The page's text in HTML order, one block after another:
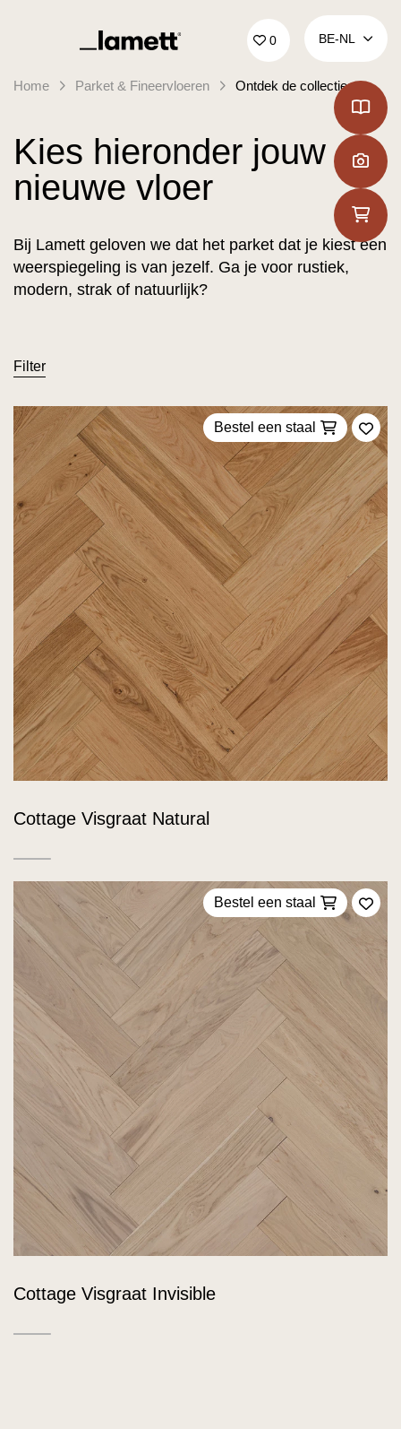
Terug naar home 0 BE‑NL
Home Parket & Fineervloeren Ontdek de collecties
Kies hieronder jouw
nieuwe vloer
Bij Lamett geloven we dat het parket dat je kiest een
weerspiegeling is van jezelf. Ga je voor rustiek,
modern, strak of natuurlijk?
Filter
Bestel een staal
Cottage Visgraat Natural
Bestel een staal
Cottage Visgraat Invisible